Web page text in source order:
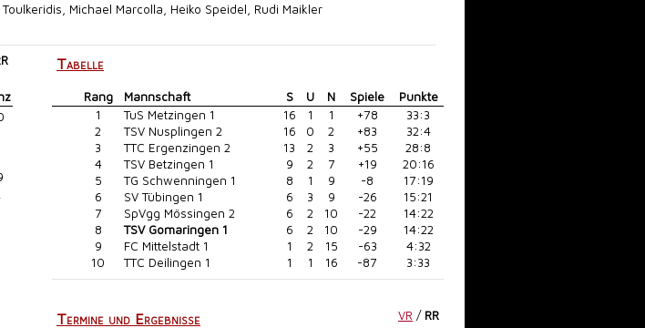
Michael Marcolla, Heiko Speidel, Rudi Maikler
Tabelle
Rang Mannschaft S U N Spiele
Punkte
1
TuS Metzingen 1 16 1 1 +78
33:3
2
TSV Nusplingen 2 16 0 2 +83
32:4
3
TTC Ergenzingen 2 13 2 3 +55
28:8
4
TSV Betzingen 1 9 2 7 +19
20:16
5
TG Schwenningen 1 8 1 9 -8
17:19
6
SV Tübingen 1 6 3 9 -26
15:21
7
SpVgg Mössingen 2 6 2 10 -22
14:22
8
TSV Gomaringen 1 6 2 10 -29
14:22
9
FC Mittelstadt 1 1 2 15 -63
4:32
10
TTC Deilingen 1 1 1 16 -87 3:33
VR / RR
Termine und Ergebnisse